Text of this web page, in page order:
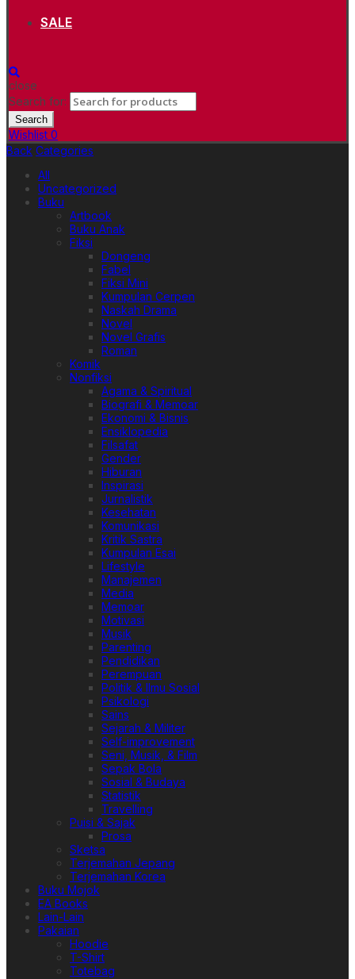
SALE
close
Search for:
Search
Wishlist 0
Back Categories
All
Uncategorized
Buku
Artbook
Buku Anak
Fiksi
Dongeng
Fabel
Fiksi Mini
Kumpulan Cerpen
Naskah Drama
Novel
Novel Grafis
Roman
Komik
Nonfiksi
Agama & Spiritual
Biografi & Memoar
Ekonomi & Bisnis
Ensiklopedia
Filsafat
Gender
Hiburan
Inspirasi
Jurnalistik
Kesehatan
Komunikasi
Kritik Sastra
Kumpulan Esai
Lifestyle
Manajemen
Media
Memoar
Motivasi
Musik
Parenting
Pendidikan
Perempuan
Politik & Ilmu Sosial
Psikologi
Sains
Sejarah & Militer
Self-improvement
Seni, Musik, & Film
Sepak Bola
Sosial & Budaya
Statistik
Travelling
Puisi & Sajak
Prosa
Sketsa
Terjemahan Jepang
Terjemahan Korea
Buku Mojok
EA Books
Lain-Lain
Pakaian
Hoodie
T-Shirt
Totebag